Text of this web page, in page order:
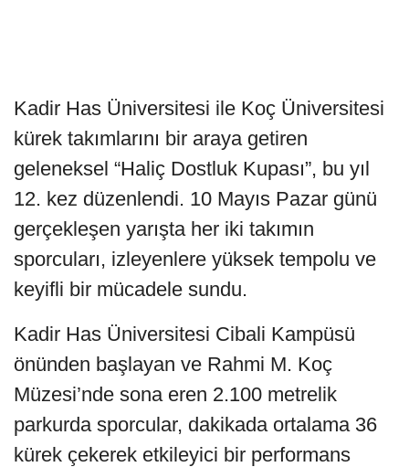
Kadir Has Üniversitesi ile Koç Üniversitesi
kürek takımlarını bir araya getiren
geleneksel “Haliç Dostluk Kupası”, bu yıl
12. kez düzenlendi. 10 Mayıs Pazar günü
gerçekleşen yarışta her iki takımın
sporcuları, izleyenlere yüksek tempolu ve
keyifli bir mücadele sundu.
Kadir Has Üniversitesi Cibali Kampüsü
önünden başlayan ve Rahmi M. Koç
Müzesi’nde sona eren 2.100 metrelik
parkurda sporcular, dakikada ortalama 36
kürek çekerek etkileyici bir performans